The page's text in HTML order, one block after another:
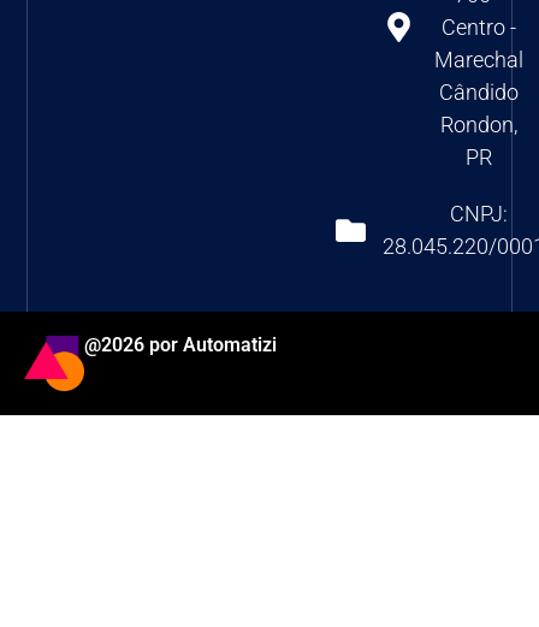
Centro -
Marechal
Cândido
Rondon,
PR
CNPJ:
28.045.220/
@2026 por Automatizi